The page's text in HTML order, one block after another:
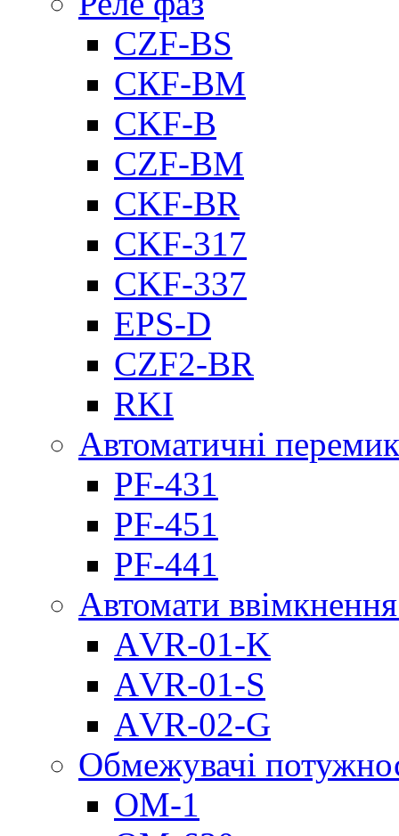
CZF-BS
CКF-BM
CKF-B
CZF-BM
CKF-BR
CKF-317
CKF-337
EPS-D
CZF2-BR
RKI
Автоматичні
PF-431
PF-451
PF-441
Автомати
АVR-01-K
АVR-01-S
АVR-02-G
Обмежувачі
ОМ-1